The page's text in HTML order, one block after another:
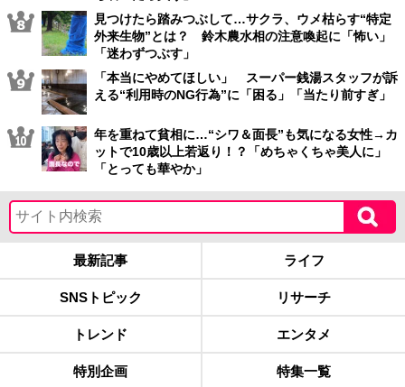
見つけたら踏みつぶして…サクラ、ウメ枯らす“特定
外来生物”とは？ 鈴木農水相の注意喚起に「怖い」
「迷わずつぶす」
「本当にやめてほしい」 スーパー銭湯スタッフが訴
える“利用時のNG行為”に「困る」「当たり前すぎ」
年を重ねて貧相に…“シワ＆面長”も気になる女性→カ
ットで10歳以上若返り！？「めちゃくちゃ美人に」
「とっても華やか」
最新記事 ライフ
SNSトピック リサーチ
トレンド エンタメ
特別企画 特集一覧